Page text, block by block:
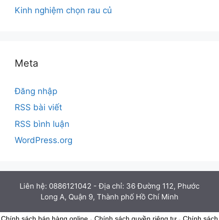
Kinh nghiệm chọn rau củ
Meta
Đăng nhập
RSS bài viết
RSS bình luận
WordPress.org
Liên hệ: 0886121042 - Địa chỉ: 36 Đường 112, Phước
Long A, Quận 9, Thành phố Hồ Chí Minh